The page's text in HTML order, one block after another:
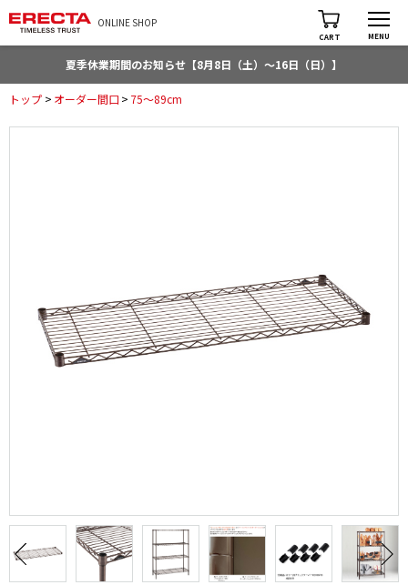
ONLINE SHOP
CART MENU
夏季休業期間のお知らせ【8月8日（土）～16日（日）】
トップ > オーダー間口 > 75～89cm